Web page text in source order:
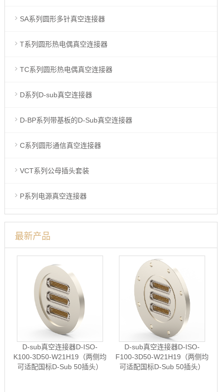
SA系列圆形多针真空连接器
T系列圆形热电偶真空连接器
TC系列圆形热电偶真空连接器
D系列D-sub真空连接器
D-BP系列带基板的D-Sub真空连接器
C系列圆形通信真空连接器
VCT系列公母插头套装
P系列电源真空连接器
最新产品
D-sub真空连接器D-ISO-
K100-3D50-W21H19（两侧均
可适配国标D-Sub 50插头）
D-sub真空连接器D-ISO-
F100-3D50-W21H19（两侧均
可适配国标D-Sub 50插头）